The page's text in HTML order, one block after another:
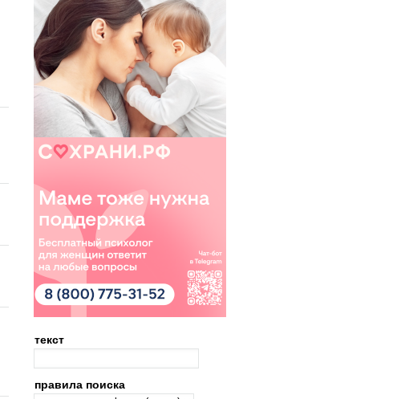
текст
правила поиска